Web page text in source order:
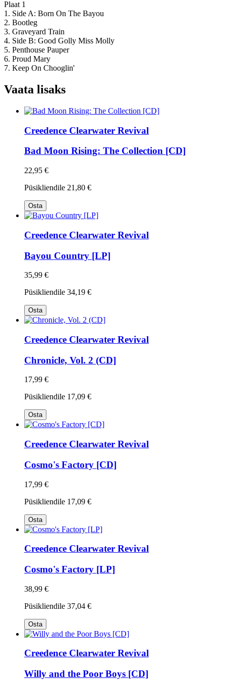
Plaat 1
1. Side A: Born On The Bayou
2. Bootleg
3. Graveyard Train
4. Side B: Good Golly Miss Molly
5. Penthouse Pauper
6. Proud Mary
7. Keep On Chooglin'
Vaata lisaks
Creedence Clearwater Revival
Bad Moon Rising: The Collection [CD]
22,95 €
Püsikliendile 21,80 €
Osta
Creedence Clearwater Revival
Bayou Country [LP]
35,99 €
Püsikliendile 34,19 €
Osta
Creedence Clearwater Revival
Chronicle, Vol. 2 (CD]
17,99 €
Püsikliendile 17,09 €
Osta
Creedence Clearwater Revival
Cosmo's Factory [CD]
17,99 €
Püsikliendile 17,09 €
Osta
Creedence Clearwater Revival
Cosmo's Factory [LP]
38,99 €
Püsikliendile 37,04 €
Osta
Creedence Clearwater Revival
Willy and the Poor Boys [CD]